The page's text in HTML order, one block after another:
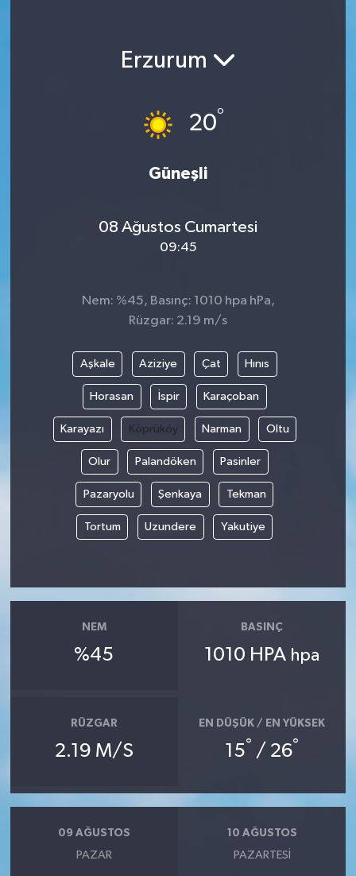
Erzurum
20°
Güneşli
08 Ağustos Cumartesi
09:45
Nem: %45, Basınç: 1010 hpa hPa,
Rüzgar: 2.19 m/s
Aşkale Aziziye Çat Hınıs
Horasan İspir Karaçoban
Karayazı Köprüköy Narman Oltu
Olur Palandöken Pasinler
Pazaryolu Şenkaya Tekman
Tortum Uzundere Yakutiye
NEM
%45
BASINÇ
1010 HPA hpa
RÜZGAR
2.19 M/S
EN DÜŞÜK / EN YÜKSEK
15° / 26°
09 AĞUSTOS
PAZAR
10 AĞUSTOS
PAZARTESI